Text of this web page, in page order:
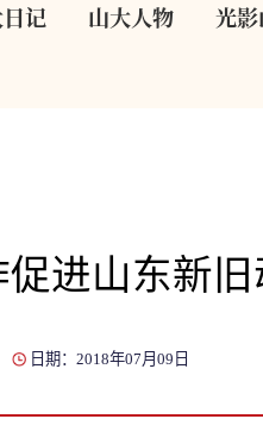
记 山大人物 光
进山东新
日期：2018年07月09日